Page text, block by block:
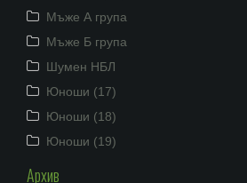
Мъже А група
Мъже Б група
Шумен НБЛ
Юноши (17)
Юноши (18)
Юноши (19)
Архив